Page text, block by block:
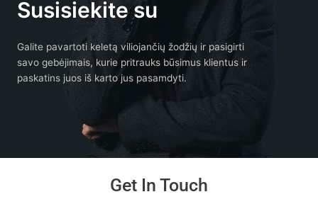
Susisiekite su
Galite pavartoti keletą viliojančių žodžių ir pasigirti
savo gebėjimais, kurie pritrauks būsimus klientus ir
paskatins juos iš karto jus pasamdyti.
Get In Touch